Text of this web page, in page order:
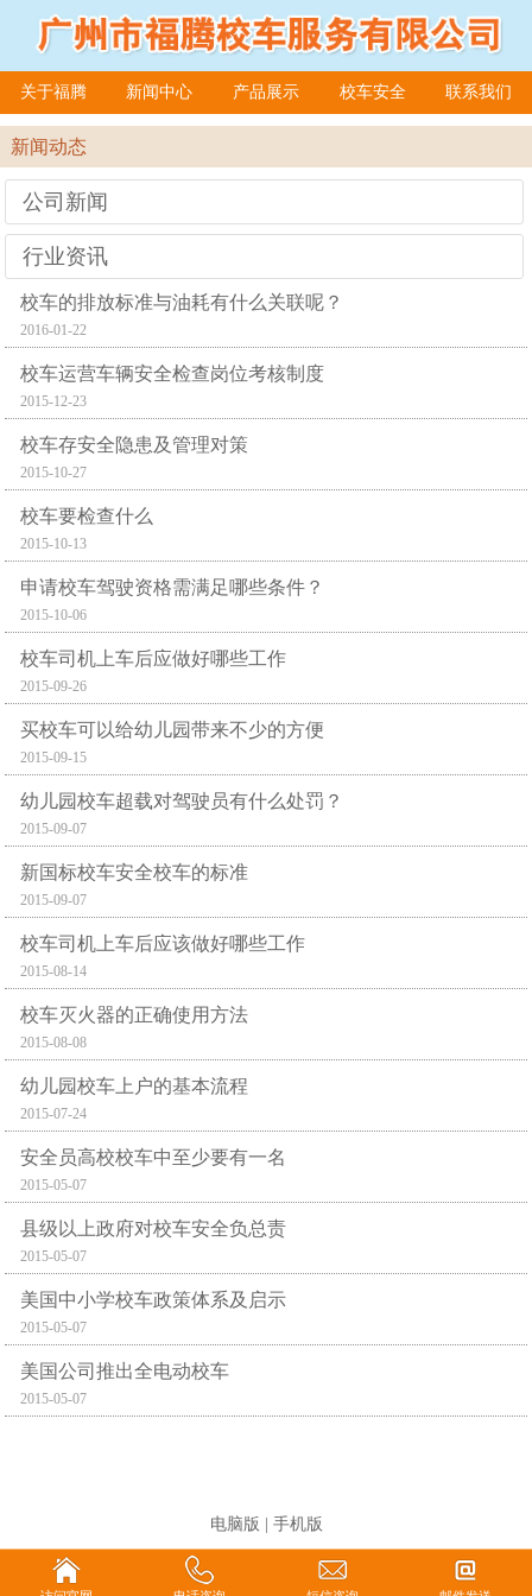
关于福腾 新闻中心 产品展示 校车安全 联系我们
在线留言
新闻动态
公司新闻
行业资讯
校车的排放标准与油耗有什么关联呢？
2016-01-22
校车运营车辆安全检查岗位考核制度
2015-12-23
校车存安全隐患及管理对策
2015-10-27
校车要检查什么
2015-10-13
申请校车驾驶资格需满足哪些条件？
2015-10-06
校车司机上车后应做好哪些工作
2015-09-26
买校车可以给幼儿园带来不少的方便
2015-09-15
幼儿园校车超载对驾驶员有什么处罚？
2015-09-07
新国标校车安全校车的标准
2015-09-07
校车司机上车后应该做好哪些工作
2015-08-14
校车灭火器的正确使用方法
2015-08-08
幼儿园校车上户的基本流程
2015-07-24
安全员高校校车中至少要有一名
2015-05-07
县级以上政府对校车安全负总责
2015-05-07
美国中小学校车政策体系及启示
2015-05-07
美国公司推出全电动校车
2015-05-07
电脑版 | 手机版